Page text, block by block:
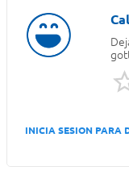
INICIA SESION PARA